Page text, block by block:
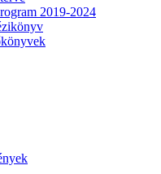
2019-2024